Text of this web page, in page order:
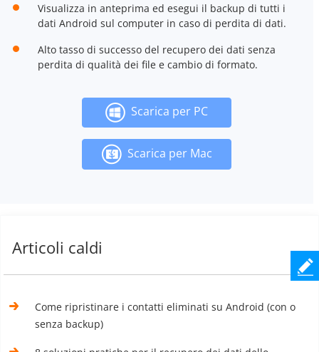
Visualizza in anteprima ed esegui il backup di tutti i
dati Android sul computer in caso di perdita di dati.
Alto tasso di successo del recupero dei dati senza
perdita di qualità dei file e cambio di formato.
Scarica per PC
Scarica per Mac
Articoli caldi
Come ripristinare i contatti eliminati su Android (con o
senza backup)